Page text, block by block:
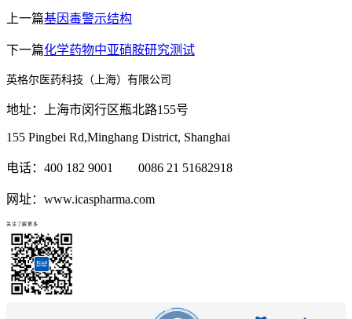
上一篇基因毒警示结构
下一篇化学药物中亚硝胺研究测试
英格尔医药科技（上海）有限公司
地址：上海市闵行区瓶北路155号
155 Pingbei Rd,Minghang District, Shanghai
电话：400 182 9001 0086 21 51682918
网址：www.icaspharma.com
关注了解更多